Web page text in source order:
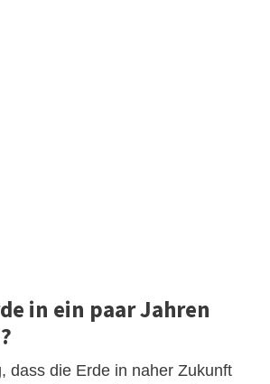
in ein paar Jahren
dass die Erde in naher Zukunft